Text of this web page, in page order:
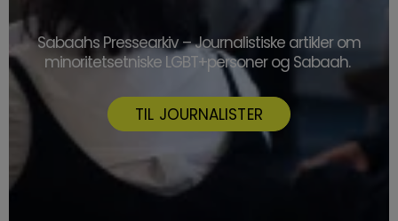
Sabaahs Pressearkiv – Journalistiske artikler om
minoritetsetniske LGBT+personerog Sabaah.
TIL JOURNALISTER